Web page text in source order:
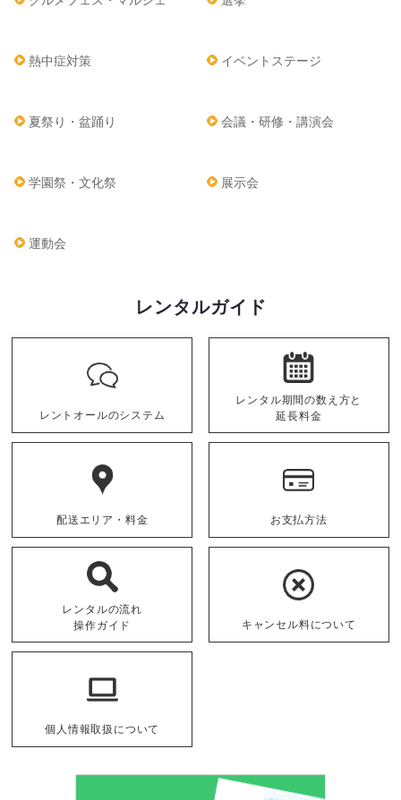
熱中症対策 イベントステージ
夏祭り・盆踊り 会議・研修・講演会
学園祭・文化祭 展示会
運動会
レンタルガイド
レントオールのシステム
レンタル期間の数え方と
延長料金
配送エリア・料金 お支払方法
レンタルの流れ
操作ガイド
キャンセル料について
個人情報取扱について